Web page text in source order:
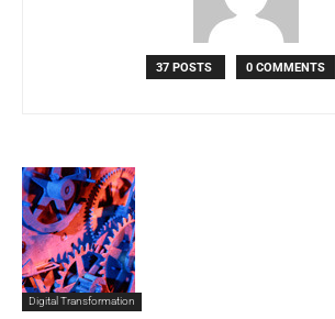
37 POSTS 0 COMMENTS
Digital Transformation